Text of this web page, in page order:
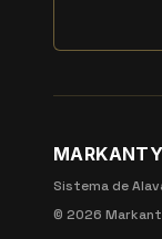
Sistema de
© 2026